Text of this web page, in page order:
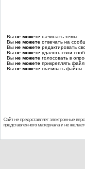
Вы не можете начинать темы
Вы не можете отвечать на
Вы не можете редактировать
Вы не можете удалять свои
Вы не можете голосовать в
Вы не можете прикреплять
Вы не можете скачивать файлы
Сайт не предоставляет электронные
представленного материала и не